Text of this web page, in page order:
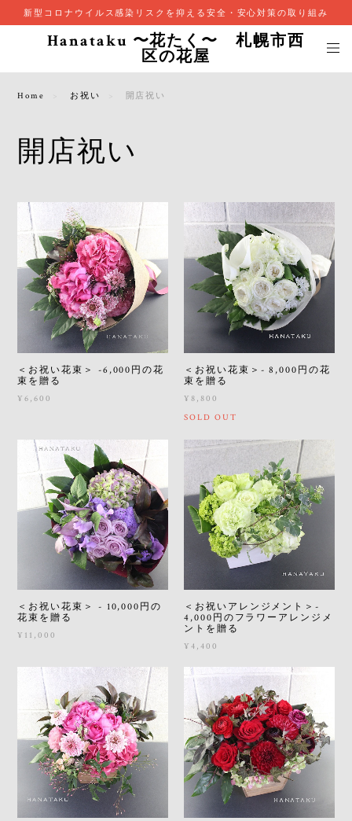
新型コロナウイルス感染リスクを抑える安全・安心対策の取り組み
Hanataku 〜花たく〜 札幌市西
区の花屋
Home お祝い 開店祝い
開店祝い
＜お祝い花束＞ -6,000円の花
束を贈る
¥6,600
＜お祝い花束＞- 8,000円の花
束を贈る
¥8,800
SOLD OUT
＜お祝い花束＞ - 10,000円の
花束を贈る
¥11,000
＜お祝いアレンジメント＞-
4,000円のフラワーアレンジメ
ントを贈る
¥4,400